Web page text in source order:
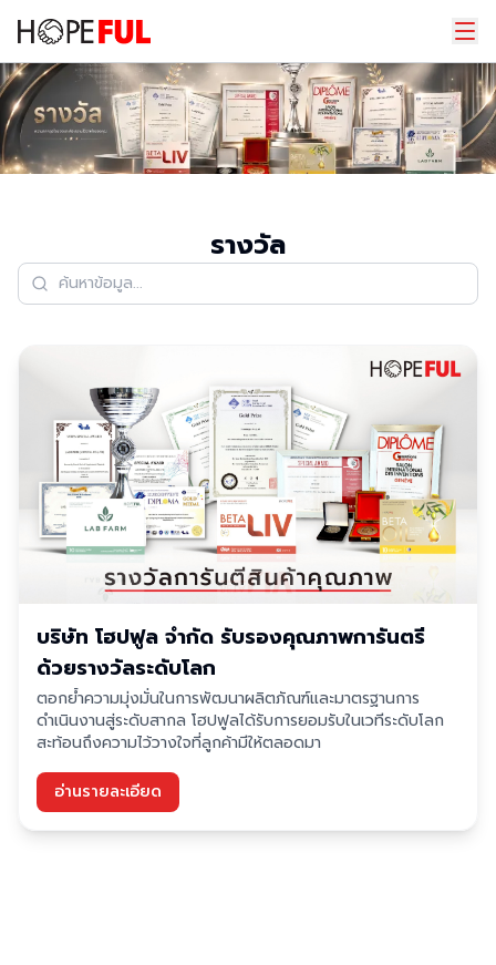
รางวัล
บริษัท โฮปฟูล จำกัด รับรองคุณภาพการันตรี
ด้วยรางวัลระดับโลก
ตอกย้ำความมุ่งมั่นในการพัฒนาผลิตภัณฑ์และมาตรฐานการ
ดำเนินงานสู่ระดับสากล โฮปฟูลได้รับการยอมรับในเวทีระดับโลก
สะท้อนถึงความไว้วางใจที่ลูกค้ามีให้ตลอดมา
อ่านรายละเอียด